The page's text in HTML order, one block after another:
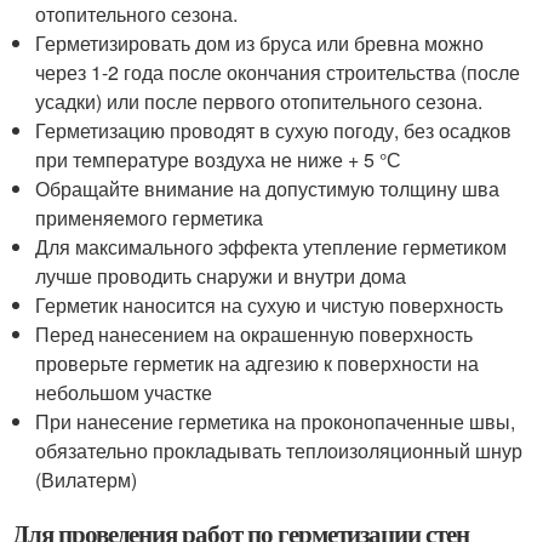
отопительного сезона.
Герметизировать дом из бруса или бревна можно
через 1-2 года после окончания строительства (после
усадки) или после первого отопительного сезона.
Герметизацию проводят в сухую погоду, без осадков
при температуре воздуха не ниже + 5 °С
Обращайте внимание на допустимую толщину шва
применяемого герметика
Для максимального эффекта утепление герметиком
лучше проводить снаружи и внутри дома
Герметик наносится на сухую и чистую поверхность
Перед нанесением на окрашенную поверхность
проверьте герметик на адгезию к поверхности на
небольшом участке
При нанесение герметика на проконопаченные швы,
обязательно прокладывать теплоизоляционный шнур
(Вилатерм)
Для проведения работ по герметизации стен